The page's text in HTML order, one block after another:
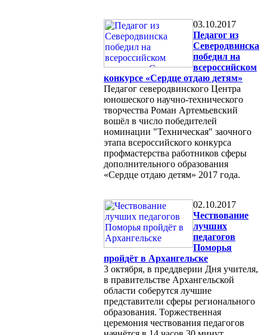
03.10.2017
Педагог из
Северодвинска
победил на
всероссийском
конкурсе «Сердце отдаю детям»
Педагог северодвинского Центра
юношеского научно-технического
творчества Роман Артемьевский
вошёл в число победителей
номинации "Техническая" заочного
этапа всероссийского конкурса
профмастерства работников сферы
дополнительного образования
«Сердце отдаю детям» 2017 года.
02.10.2017
Чествование
лучших
педагогов
Поморья
пройдёт в Архангельске
3 октября, в преддверии Дня учителя,
в правительстве Архангельской
области соберутся лучшие
представители сферы регионального
образования. Торжественная
церемония чествования педагогов